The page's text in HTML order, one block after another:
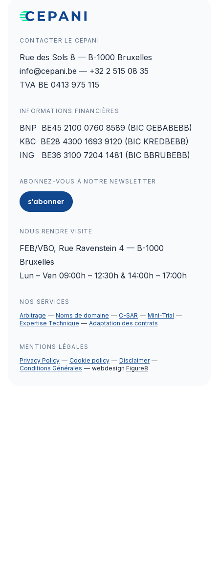
CONTACTER LE CEPANI
Rue des Sols 8 — B-1000 Bruxelles
info@cepani.be — +32 2 515 08 35
TVA BE 0413 975 115
INFORMATIONS FINANCIÈRES
BNP BE45 2100 0760 8589 (BIC GEBABEBB)
KBC BE28 4300 1693 9120 (BIC KREDBEBB)
ING BE36 3100 7204 1481 (BIC BBRUBEBB)
ABONNEZ-VOUS À NOTRE NEWSLETTER
s'abonner
NOUS RENDRE VISITE
FEB/VBO, Rue Ravenstein 4 — B-1000
Bruxelles
Lun – Ven 09:00h – 12:30h & 14:00h – 17:00h
NOS SERVICES
Arbitrage
Noms de domaine C-SAR
Mini-Trial
Expertise Technique
Adaptation des contrats
MENTIONS LÉGALES
Privacy Policy
Cookie policy
Disclaimer
Conditions Générales
webdesign Figure8